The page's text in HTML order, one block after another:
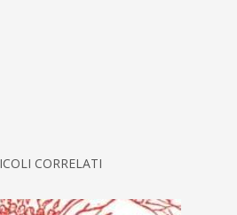
CORRELATI